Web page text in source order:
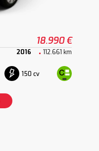
18.990 €
2016 112.661 km
150 cv